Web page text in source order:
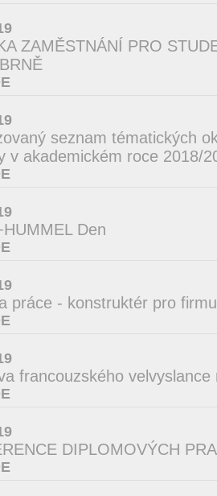
ZAMĚSTNÁNÍ PRO
seznam tématických
v akademickém roce 2018/
Den
práce - konstruktér pro
francouzského velvyslance
DIPLOMOVÝCH